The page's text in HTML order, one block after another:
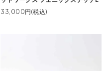
33,000円(税込)